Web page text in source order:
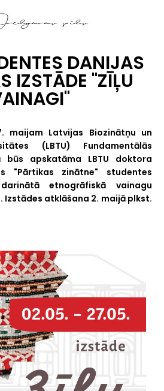
DANIJAS
IZSTĀDE "ZĪĻU
maijam Latvijas Biozinātņu un
(LBTU) Fundamentālās
būs apskatāma LBTU doktora
"Pārtikas zinātne" studentes
etnogrāfiskā vainagu
Izstādes atklāšana 2. maijā plkst.